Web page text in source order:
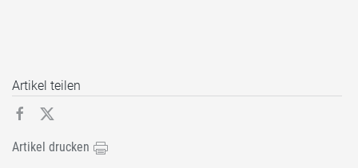
Artikel teilen
Artikel drucken